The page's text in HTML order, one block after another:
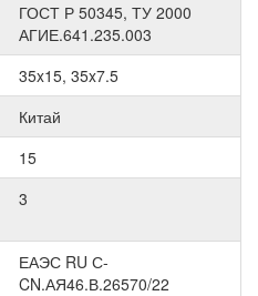
ГОСТ Р 50345, ТУ 2000
АГИЕ.641.235.003
35x15, 35x7.5
Китай
15
3
ЕАЭС RU С-
CN.АЯ46.В.26570/22